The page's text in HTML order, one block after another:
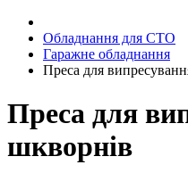
Обладнання для СТО
Гаражне обладнання
Преса для
Преса для
шкворнів